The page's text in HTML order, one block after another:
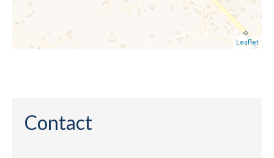
Leaflet
Contact